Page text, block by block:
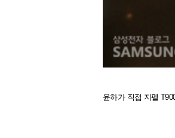
윤하가 직접 지펠